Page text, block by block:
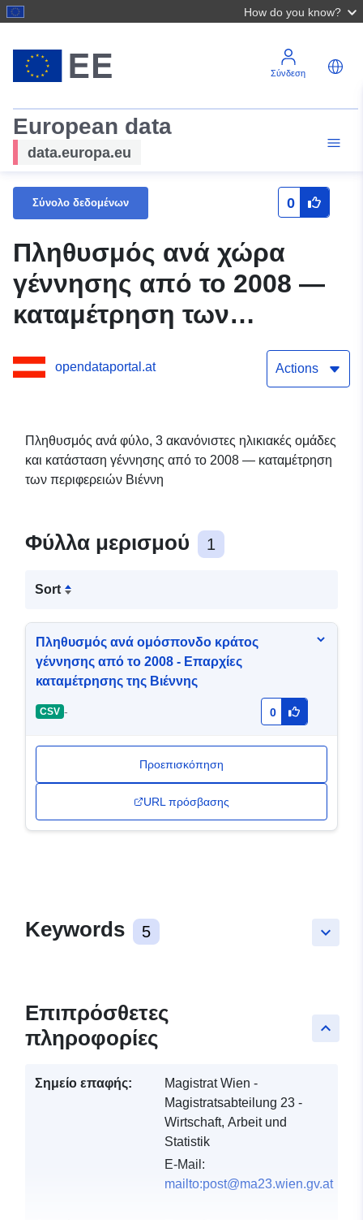
How do you know?
Σύνδεση
European data
data.europa.eu
Σύνολο δεδομένων 0
Πληθυσμός ανά χώρα
γέννησης από το 2008 —
καταμέτρηση των
opendataportal.at Actions
Πληθυσμός ανά φύλο, 3 ακανόνιστες ηλικιακές ομάδες
και κατάσταση γέννησης από το 2008 — καταμέτρηση
των περιφερειών Βιέννη
Φύλλα μερισμού 1
Sort
Πληθυσμός ανά ομόσπονδο κράτος
γέννησης από το 2008 - Επαρχίες
καταμέτρησης της Βιέννης
CSV - 0
Προεπισκόπηση
URL πρόσβασης
keyboard_arrow_down
Keywords 5
keyboard_arrow_up
Επιπρόσθετες
πληροφορίες
Σημείο επαφής:
Magistrat Wien -
Magistratsabteilung 23 -
Wirtschaft, Arbeit und
Statistik
E-Mail:
mailto:post@ma23.wien.gv.at